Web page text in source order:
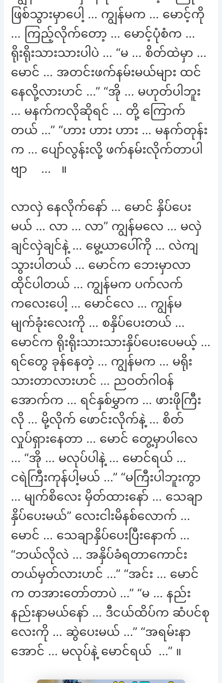
ဖြစ်သွားမှာပေါ့ … ကျွန်မက … မောင့်ကို
… ကြည့်လိုက်တော့ … မောင့်ပုံစံက …
ရိုးရိုးသားသားပါပဲ … “မ … စိတ်ထဲမှာ …
မောင် … အတင်းဖက်နမ်းမယ်များ ထင်
နေလို့လားဟင် …” “အို … မဟုတ်ပါဘူး
… မနက်ကလိုဆိုရင် … တို့ ကြောက်
တယ် …” “ဟား ဟား ဟား … မနက်တုန်း
က … ပျော်လွန်းလို့ ဖက်နမ်းလိုက်တာပါ
ဗျာ … ။
လာလှဲ နေလိုက်နော် … မောင် နှိပ်ပေး
မယ် … လာ … လာ” ကျွန်မလေ … မလှဲ
ချင်လှဲချင်နဲ့ … မွေ့ယာပေါ်ကို … လဲကျ
သွားပါတယ် … မောင်က ဘေးမှာလာ
ထိုင်ပါတယ် … ကျွန်မက ပက်လက်
ကလေးပေါ့ … မောင်လေ … ကျွန်မ
မျက်ခုံးလေးကို … စနှိပ်ပေးတယ် …
မောင်က ရိုးရိုးသားသားနှိပ်ပေးပေမယ့် …
ရင်တွေ ခုန်နေတဲ့ … ကျွန်မက … မရိုး
သားတာလားဟင် … ညဝတ်ဂါဝန်
အောက်က … ရင်နှစ်မွှာက … ဖားဖိုကြီး
လို … မို့လိုက် ဖောင်းလိုက်နဲ့ … စိတ်
လှုပ်ရှားနေတာ … မောင် တွေ့မှာပါလေ
… “အို … မလုပ်ပါနဲ့ … မောင်ရယ် …
ငရဲကြီးကုန်ပါ့မယ် …” “မကြီးပါဘူးကွာ
… မျက်စိလေး မှိတ်ထားနော် … သေချာ
နှိပ်ပေးမယ်” လေးငါးမိနစ်လောက် …
မောင် … သေချာနှိပ်ပေးပြီးနောက် …
“ဘယ်လိုလဲ … အနှိပ်ခံရတာကောင်း
တယ်မှတ်လားဟင် …” “အင်း … မောင်
က တအားတော်တာပဲ …” “မ … နည်း
နည်းနာမယ်နော် … ဒီငယ်ထိပ်က ဆံပင်စု
လေးကို … ဆွဲပေးမယ် …” “အရမ်းနာ
အောင် … မလုပ်နဲ့ မောင်ရယ် …” ။